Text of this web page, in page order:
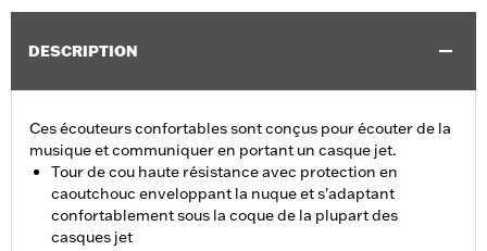
DESCRIPTION
Ces écouteurs confortables sont conçus pour écouter de la
musique et communiquer en portant un casque jet.
Tour de cou haute résistance avec protection en
caoutchouc enveloppant la nuque et s'adaptant
confortablement sous la coque de la plupart des
casques jet